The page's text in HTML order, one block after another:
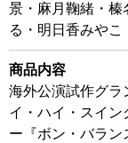
景・麻月鞠緒・榛
る・明日香みや
商品内容
海外公演試作グ
イ・ハイ・スイ
ー『ボン・バラン